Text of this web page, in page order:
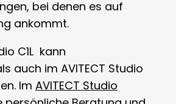
bei denen es auf
ankommt.
C1L kann
auch im AVITECT Studio
Im AVITECT Studio